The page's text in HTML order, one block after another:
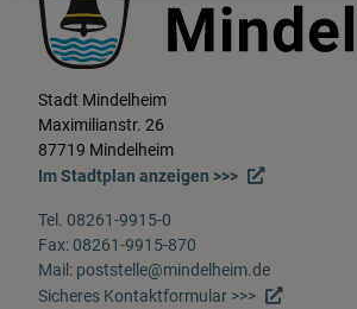
Stadt Mindelheim
Maximilianstr. 26
87719 Mindelheim
Im Stadtplan anzeigen >>>
Tel. 08261-9915-0
Fax: 08261-9915-870
Mail: poststelle@mindelheim.de
Sicheres Kontaktformular >>>